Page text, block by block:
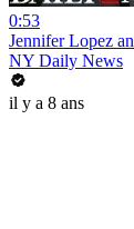
0:53
Jennifer Lopez
NY Daily News
il y a 8 ans